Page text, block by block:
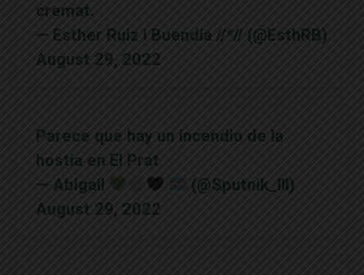
cremat.
— Esther Ruiz i Buendía //*// (@EsthRB)
August 29, 2022
Parece que hay un incendio de la
hostia en El Prat
— Abigail
(@Sputnik_lll)
August 29, 2022